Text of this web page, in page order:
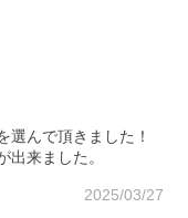
選んで頂きました！
出来ました。
2025/03/27